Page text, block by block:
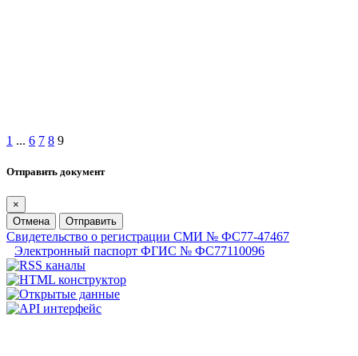
1 ... 6 7 8 9
Отправить документ
×
Отмена
Отправить
Свидетельство о регистрации СМИ № ФС77-47467
Электронный паспорт ФГИС № ФС77110096